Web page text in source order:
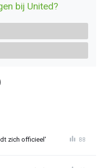
bij United?
zich officieel' 88